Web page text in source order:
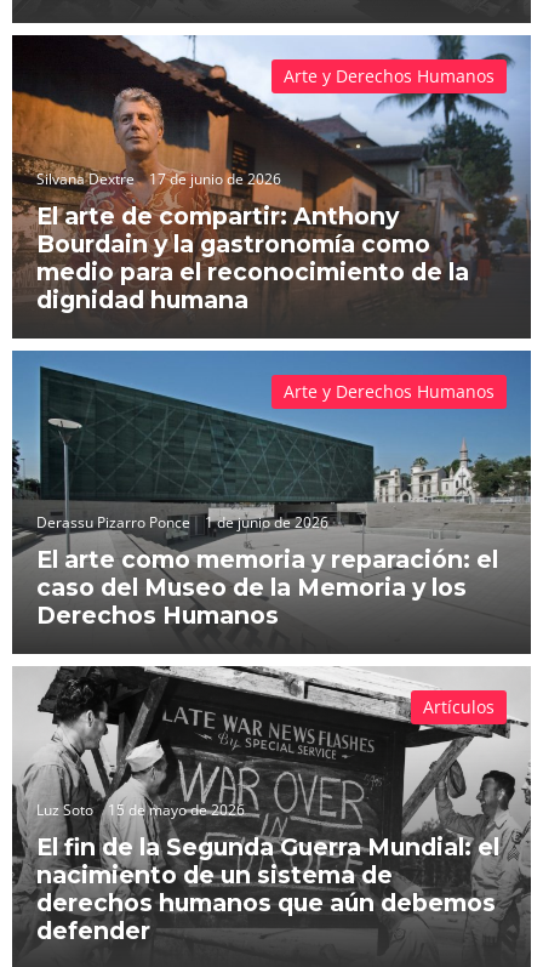
Silvana Dextre 17 de junio de 2026
El arte de compartir: Anthony
Bourdain y la gastronomía como
medio para el reconocimiento de la
dignidad humana
Arte y Derechos Humanos
Derassu Pizarro Ponce 1 de junio de 2026
El arte como memoria y reparación: el
caso del Museo de la Memoria y los
Derechos Humanos
Arte y Derechos Humanos
Luz Soto 15 de mayo de 2026
El fin de la Segunda Guerra Mundial: el
nacimiento de un sistema de
derechos humanos que aún debemos
defender
Artículos